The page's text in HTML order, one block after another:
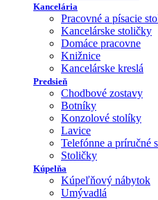
Kancelária
Pracovné a písacie
Kancelárske stoličky
Domáce pracovne
Knižnice
Kancelárske kreslá
Predsieň
Chodbové zostavy
Botníky
Konzolové stolíky
Lavice
Telefónne a príručné
Stoličky
Kúpelňa
Kúpeľňový nábytok
Umývadlá